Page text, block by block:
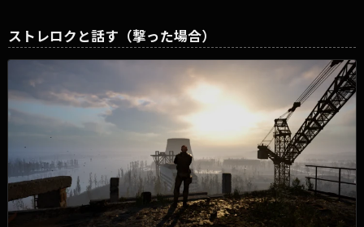
ストレロクと話す（撃った場合）